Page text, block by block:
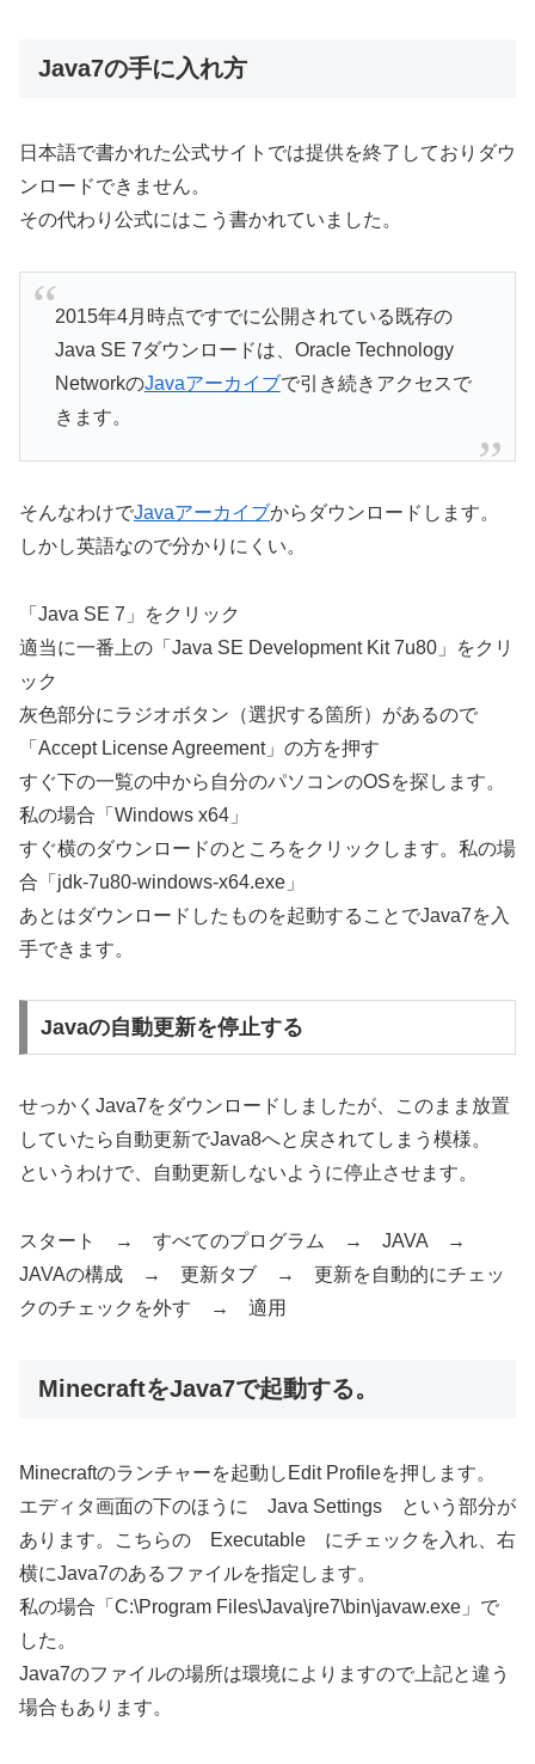
Java7の手に入れ方
日本語で書かれた公式サイトでは提供を終了しておりダウ
ンロードできません。
その代わり公式にはこう書かれていました。
2015年4月時点ですでに公開されている既存の
Java SE 7ダウンロードは、Oracle Technology
NetworkのJavaアーカイブで引き続きアクセスで
きます。
そんなわけでJavaアーカイブからダウンロードします。
しかし英語なので分かりにくい。
「Java SE 7」をクリック
適当に一番上の「Java SE Development Kit 7u80」をクリ
ック
灰色部分にラジオボタン（選択する箇所）があるので
「Accept License Agreement」の方を押す
すぐ下の一覧の中から自分のパソコンのOSを探します。
私の場合「Windows x64」
すぐ横のダウンロードのところをクリックします。私の場
合「jdk-7u80-windows-x64.exe」
あとはダウンロードしたものを起動することでJava7を入
手できます。
Javaの自動更新を停止する
せっかくJava7をダウンロードしましたが、このまま放置
していたら自動更新でJava8へと戻されてしまう模様。
というわけで、自動更新しないように停止させます。
スタート → すべてのプログラム → JAVA →
JAVAの構成 → 更新タブ → 更新を自動的にチェッ
クのチェックを外す → 適用
MinecraftをJava7で起動する。
Minecraftのランチャーを起動しEdit Profileを押します。
エディタ画面の下のほうに Java Settings という部分が
あります。こちらの Executable にチェックを入れ、右
横にJava7のあるファイルを指定します。
私の場合「C:\Program Files\Java\jre7\bin\javaw.exe」で
した。
Java7のファイルの場所は環境によりますので上記と違う
場合もあります。